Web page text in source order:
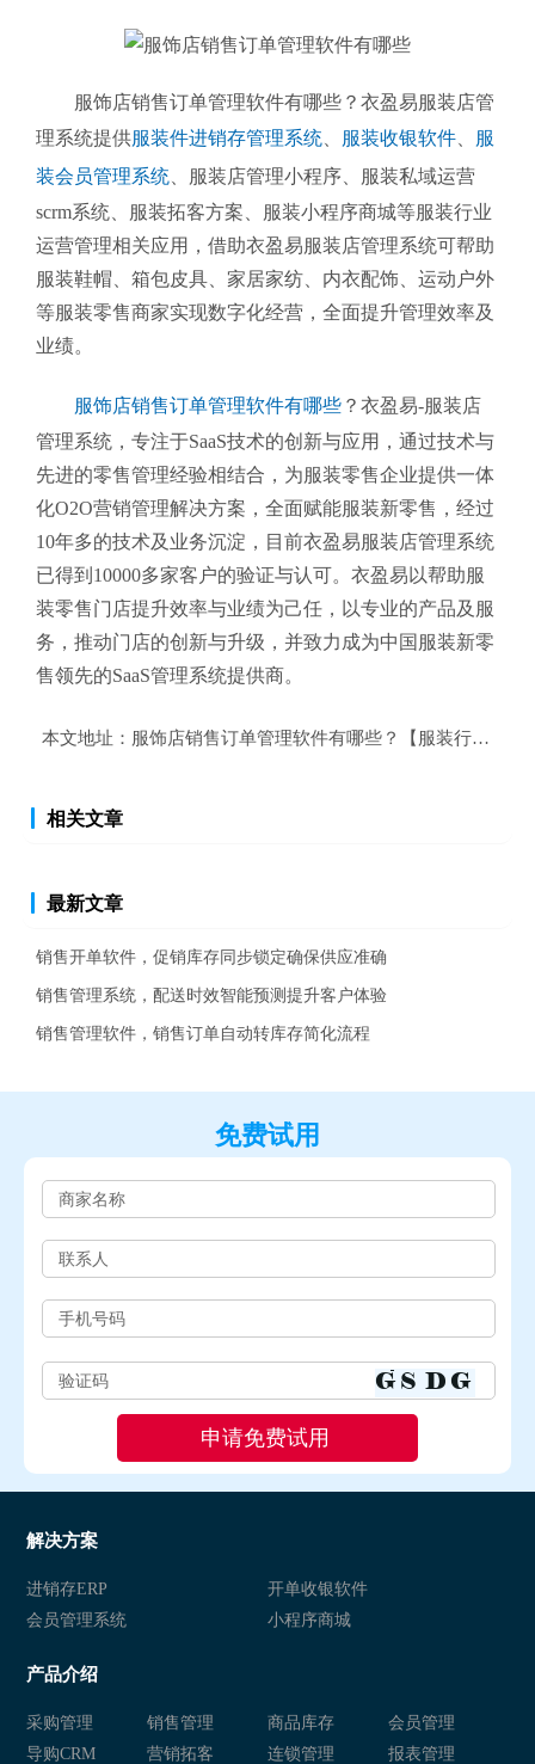
服饰店销售订单管理软件有哪些？衣盈易服装店管
理系统提供服装件进销存管理系统 服装收银软件
服
装会员管理系统
服装店管理小程序、服装私域运营
scrm系统、服装拓客方案、服装小程序商城等服装行业
运营管理相关应用，借助衣盈易服装店管理系统可帮助
服装鞋帽、箱包皮具、家居家纺、内衣配饰、运动户外
等服装零售商家实现数字化经营，全面提升管理效率及
业绩。
服饰店销售订单管理软件有哪些 ？衣盈易-服装店
管理系统 ，专注于SaaS技术的创新与应用，通过技术与
先进的零售管理经验相结合，为服装零售企业提供一体
化O2O营销管理解决方案，全面赋能服装新零售，经过
10年多的技术及业务沉淀，目前衣盈易服装店管理系统
已得到10000多家客户的验证与认可。衣盈易以帮助服
装零售门店提升效率与业绩为己任，以专业的产品及服
务，推动门店的创新与升级，并致力成为中国服装新零
售领先的SaaS管理系统提供商。
本文地址： 服饰店销售订单管理软件有哪些？【服装行业销售
相关文章
最新文章
销售开单软件，促销库存同步锁定确保供应准确
销售管理系统，配送时效智能预测提升客户体验
销售管理软件，销售订单自动转库存简化流程
免费试用
解决方案
进销存ERP
开单收银软件
会员管理系统
小程序商城
产品介绍
采购管理 销售管理 商品库存
会员管理
导购CRM
营销拓客 连锁管理 报表管理